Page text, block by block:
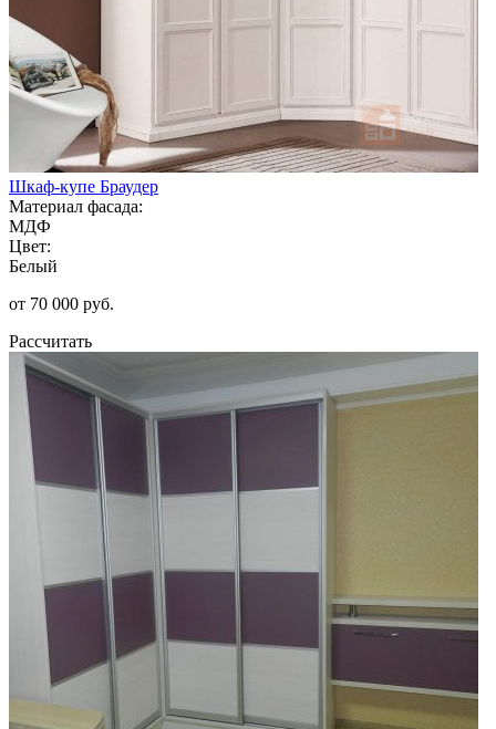
Шкаф-купе Браудер
Материал фасада:
МДФ
Цвет:
Белый
от 70 000 руб.
Рассчитать